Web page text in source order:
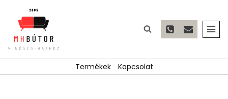
content
Termékek Kapcsolat